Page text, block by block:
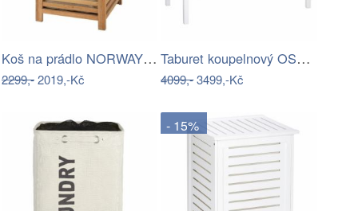
Koš na prádlo NORWAY - úložný box na…
2299,-2019,-Kč
Taburet koupelnový OSLO, koš na prádlo …
4099,-3499,-Kč
- 15%